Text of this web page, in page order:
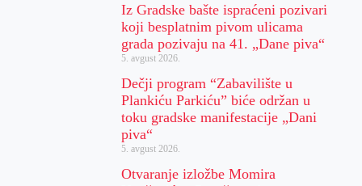
Iz Gradske bašte ispraćeni pozivari
koji besplatnim pivom ulicama
grada pozivaju na 41. „Dane piva“
5. avgust 2026.
Dečji program “Zabavilište u
Plankiću Parkiću” biće održan u
toku gradske manifestacije „Dani
piva“
5. avgust 2026.
Otvaranje izložbe Momira